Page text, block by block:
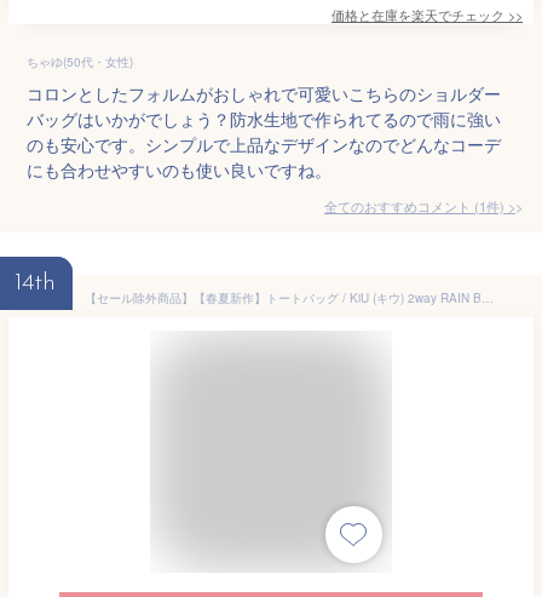
価格と在庫を楽天でチェック >>
ちゃゆ(50代・女性)
コロンとしたフォルムがおしゃれで可愛いこちらのショルダー
バッグはいかがでしょう？防水生地で作られてるので雨に強い
のも安心です。シンプルで上品なデザインなのでどんなコーデ
にも合わせやすいのも使い良いですね。
全てのおすすめコメント (1件) >
14th
【セール除外商品】【春夏新作】トートバッグ / KiU (キウ) 2way RAIN BAG COVER レインバッグカバー (10色) レインバックカバー 撥水バック 撥水 レイン バッグ カバー トート レインバック レインバッグ レディース トートバック 雨の日 おしゃれ 晴雨兼用 梅雨